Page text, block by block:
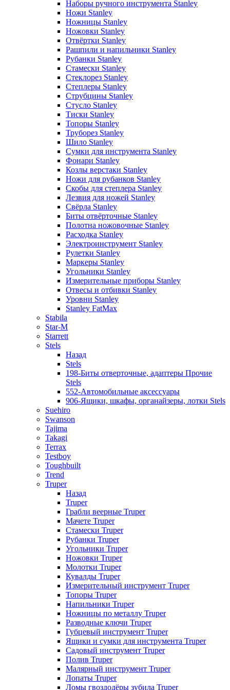
Наборы ручного инструмента Stanley
Ножи Stanley
Ножницы Stanley
Ножовки Stanley
Отвёртки Stanley
Рашпили и напильники Stanley
Рубанки Stanley
Стамески Stanley
Стеклорез Stanley
Степлеры Stanley
Струбцины Stanley
Стусло Stanley
Тиски Stanley
Топоры Stanley
Труборез Stanley
Шило Stanley
Сумки для инструмента Stanley
Фонари Stanley
Козлы верстаки Stanley
Ножи для рубанков Stanley
Скобы для степлера Stanley
Лезвия для ножей Stanley
Свёрла Stanley
Биты отвёрточные Stanley
Полотна ножовочные Stanley
Расходка Stanley
Электроинструмент Stanley
Рулетки Stanley
Маркеры Stanley
Угольники Stanley
Измерительные приборы Stanley
Отвесы и отбивки Stanley
Уровни Stanley
Stanley FatMax
Stabila
Star-M
Starrett
Stels
Назад
Stels
198-Биты отверточные, адаптеры Прочие
Stels
552-Автомобильные аксессуары
906-Ящики, шкафы, органайзеры, лотки Stels
Suehiro
Swanson
Tajima
Takagi
Terrax
Testboy
Toughbuilt
Trend
Truper
Назад
Truper
Грабли веерные Truper
Мачете Truper
Стамески Truper
Рубанки Truper
Угольники Truper
Ножовки Truper
Молотки Truper
Кувалды Truper
Измерительный инструмент Truper
Топоры Truper
Напильники Truper
Ножницы по металлу Truper
Разводные ключи Truper
Губцевый инструмент Truper
Ящики и сумки для инструмента Truper
Садовый инструмент Truper
Полив Truper
Малярный инструмент Truper
Лопаты Truper
Ломы гвоздодёры зубила Truper